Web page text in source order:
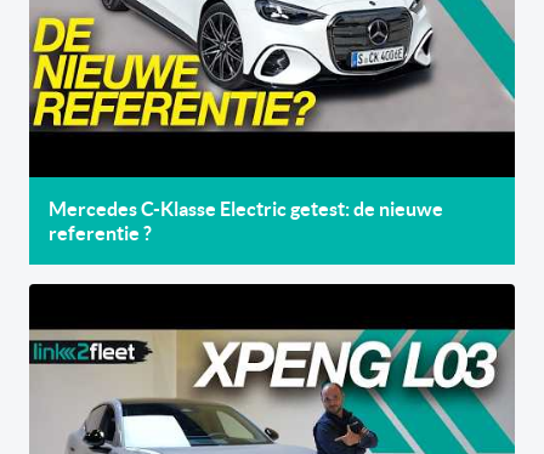
Mercedes C-Klasse Electric getest: de nieuwe
referentie ?